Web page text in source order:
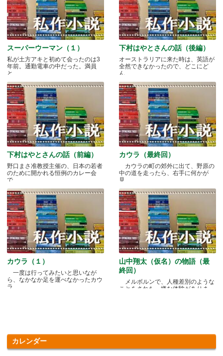
スーパーウーマン（１）
私が土方アキと初めて会ったのは3
年前。通勤電車の中だった。満員
と.....
下村はやとさんの話（後編）
オーストラリアに来た時は、英語が
全然できなかったので、どこにど
ん.....
下村はやとさんの話（前編）
野口まさ准教授主催の、日本の若者
のために開かれる恒例のカレー会
で.....
カウラ（最終回）
カウラの町の郊外に出て、野原の
中の道を走ったら、右手に何かが
見.....
カウラ（１）
一度は行ってみたいと思いなが
ら、なかなか足を運べなかったカウ
ラ.....
山中翔太（仮名）の物語（最
終回）
メルボルンで、人種差別のような
ことをされた、嫌な体験がありま
カレンダー